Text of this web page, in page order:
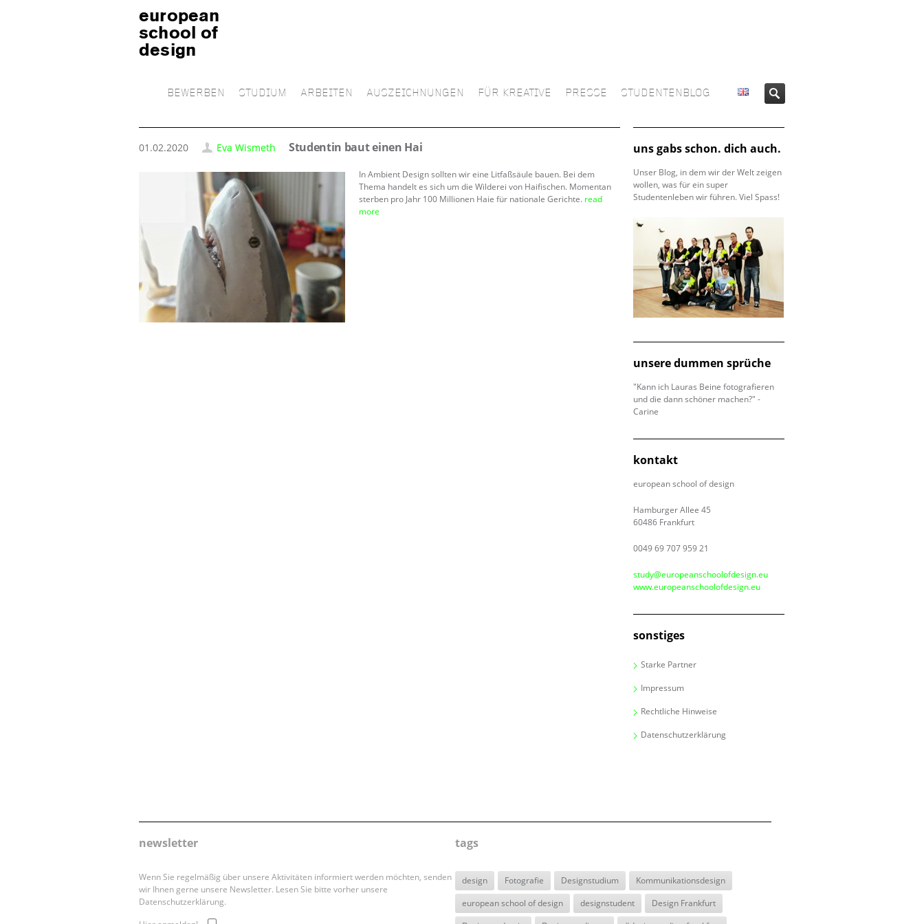
european
school of
design
BEWERBEN STUDIUM ARBEITEN AUSZEICHNUNGEN FÜR KREATIVE PRESSE STUDENTENBLOG
01.02.2020 Eva Wismeth Studentin baut einen Hai
In Ambient Design sollten wir eine Litfaßsäule bauen. Bei dem
Thema handelt es sich um die Wilderei von Haifischen. Momentan
sterben pro Jahr 100 Millionen Haie für nationale Gerichte. read
more
uns gabs schon. dich auch.
Unser Blog, in dem wir der Welt zeigen
wollen, was für ein super
Studentenleben wir führen. Viel Spass!
unsere dummen sprüche
"Kann ich Lauras Beine fotografieren
und die dann schöner machen?" -
Carine
kontakt
european school of design
Hamburger Allee 45
60486 Frankfurt
0049 69 707 959 21
study@europeanschoolofdesign.eu
www.europeanschoolofdesign.eu
sonstiges
Starke Partner
Impressum
Rechtliche Hinweise
Datenschutzerklärung
newsletter
Wenn Sie regelmäßig über unsere Aktivitäten informiert werden möchten, senden
wir Ihnen gerne unsere Newsletter. Lesen Sie bitte vorher unsere
Datenschutzerklärung.
tags
design Fotografie Designstudium
Kommunikationsdesign
european school of design
designstudent
Design Frankfurt